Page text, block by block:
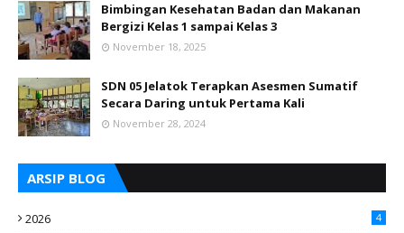
Bimbingan Kesehatan Badan dan Makanan
Bergizi Kelas 1 sampai Kelas 3
November 18, 2025
SDN 05 Jelatok Terapkan Asesmen Sumatif
Secara Daring untuk Pertama Kali
November 28, 2024
ARSIP BLOG
2026 4